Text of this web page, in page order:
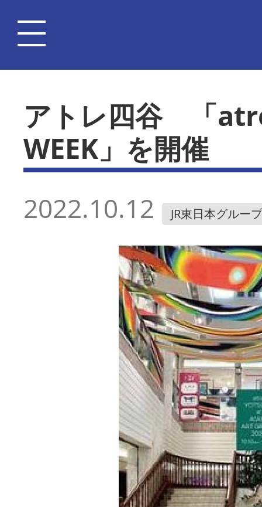
アトレ四谷 「
WEEK」を開催
2022.10.12 JR東日本グループ